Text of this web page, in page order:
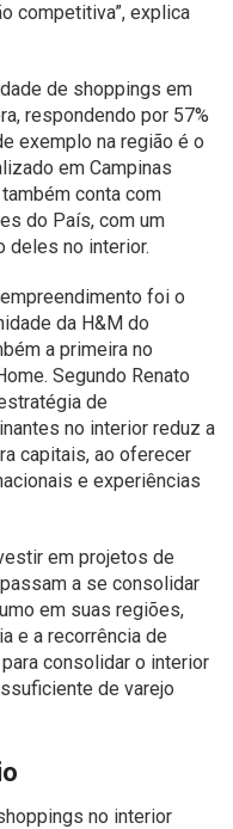
competitiva”, explica
de shoppings em
respondendo por 57%
exemplo na região é o
em Campinas
conta com
do País, com um
deles no interior.
foi o
da H&M do
a primeira no
Segundo Renato
de
no interior reduz a
capitais, ao oferecer
e experiências
em projetos de
a se consolidar
em suas regiões,
e a recorrência de
consolidar o interior
de varejo
no interior